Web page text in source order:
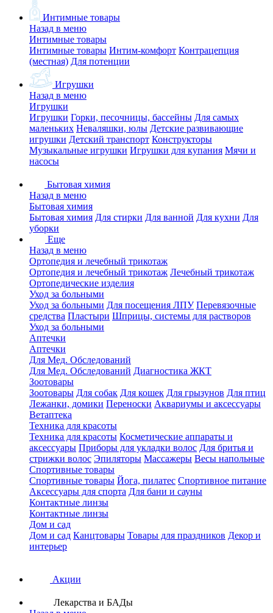
Интимные товары
Назад в меню
Интимные товары
Интимные товары Интим-комфорт Контрацепция
(местная) Для потенции
Игрушки
Назад в меню
Игрушки
Игрушки Горки, песочницы, бассейны Для самых
маленьких Неваляшки, юлы Детские развивающие
игрушки Детский транспорт Конструкторы
Музыкальные игрушки Игрушки для купания Мячи и
насосы
Бытовая химия
Назад в меню
Бытовая химия
Бытовая химия Для стирки Для ванной Для кухни Для
уборки
Еще
Назад в меню
Ортопедия и лечебный трикотаж
Ортопедия и лечебный трикотаж Лечебный трикотаж
Ортопедические изделия
Уход за больными
Уход за больными Для посещения ЛПУ Перевязочные
средства Пластыри Шприцы, системы для растворов
Уход за больными
Аптечки
Аптечки
Для Мед. Обследований
Для Мед. Обследований Диагностика ЖКТ
Зоотовары
Зоотовары Для собак Для кошек Для грызунов Для птиц
Лежанки, домики Переноски Аквариумы и аксессуары
Ветаптека
Техника для красоты
Техника для красоты Косметические аппараты и
аксессуары Приборы для укладки волос Для бритья и
стрижки волос Эпиляторы Массажеры Весы напольные
Спортивные товары
Спортивные товары Йога, пилатес Спортивное питание
Аксессуары для спорта Для бани и сауны
Контактные линзы
Контактные линзы
Дом и сад
Дом и сад Канцтовары Товары для праздников Декор и
интерьер
Акции
Лекарства и БАДы